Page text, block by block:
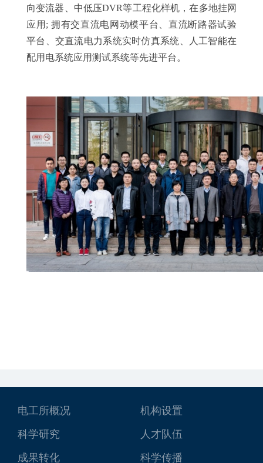
向变流器、中低压DVR等工程化样机，在多地挂网
应用; 拥有交直流电网动模平台、直流断路器试验
平台、交直流电力系统实时仿真系统、人工智能在
配用电系统应用测试系统等先进平台。
电工所概况
机构设置
科学研究
人才队伍
成果转化
科学传播